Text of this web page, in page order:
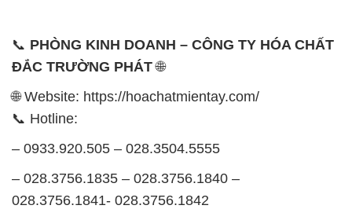
📞 PHÒNG KINH DOANH – CÔNG TY HÓA CHẤT
ĐẮC TRƯỜNG PHÁT🌐
🌐 Website: https://hoachatmientay.com/
📞 Hotline:
– 0933.920.505 – 028.3504.5555
– 028.3756.1835 – 028.3756.1840 –
028.3756.1841- 028.3756.1842